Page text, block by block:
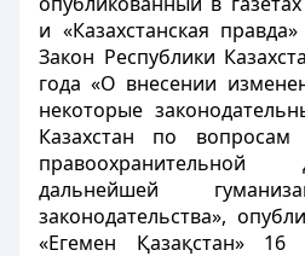
и «Казахстанская
Закон Республики
года «О внесении
некоторые
Казахстан по вопросам
дальнейшей
законодательства»,
«Егемен Қазақстан»